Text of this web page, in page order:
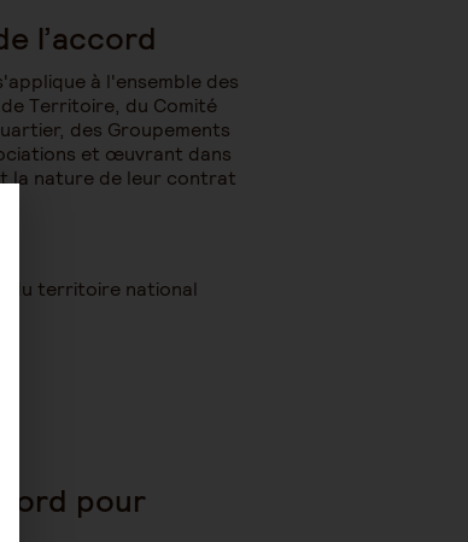
l’accord
à l'ensemble des
Territoire, du Comité
des Groupements
et œuvrant dans
la nature de leur contrat
du territoire national
pour